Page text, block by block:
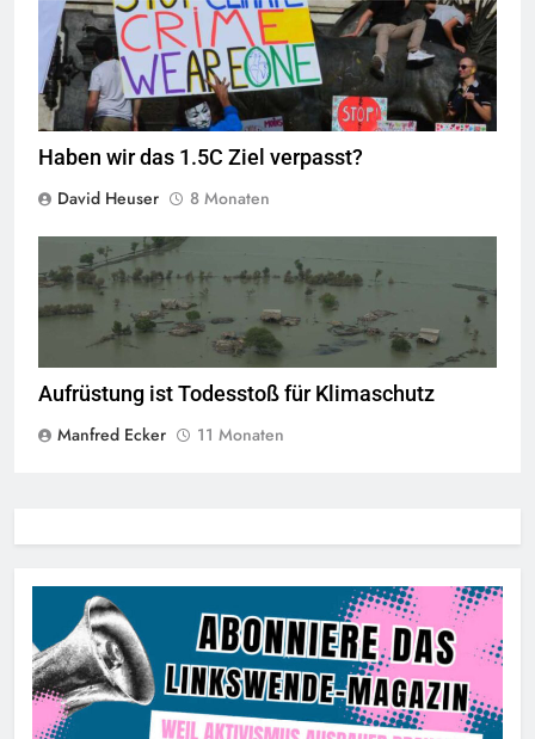
Quelle CC-BY-SA-2.0
Haben wir das 1.5C Ziel verpasst?
David Heuser
8 Monaten
Aufrüstung ist Todesstoß für Klimaschutz
Manfred Ecker
11 Monaten